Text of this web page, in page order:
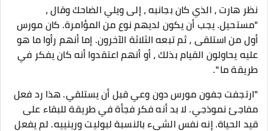
نظر هارت ، الذي كان بجانبه ، إلى ويلي الضاحك وقال ،
"مستحيل. يجب أن يكون لديهم نوع من المؤامرة. كان مورس
أول من استلقى ، ثم تبعه الثلاثة الآخرون. إما أنهم رأوا ما هو
عليه يحاولون القيام بذلك ، أو أنهم اعتقدوا أنه كان يفكر في
طريقة ما ".
"ارتجفت جفون مورس دون وعي قبل أن يستلقي. هذا رد فعل
مفاجئ نموذجي. لا بد أنه فكر فجأة في طريقة للبقاء على
قيد الحياة. إنه نفس الشيء بالنسبة لبوليت ورينييه. لم يفعل